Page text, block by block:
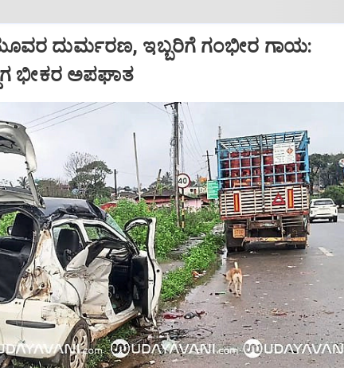
ದುರ್ಮರಣ, ಇಬ್ಬರಿಗೆ ಗಂಭೀರ ಗಾಯ:
ಭೀಕರ ಅಪಘಾತ